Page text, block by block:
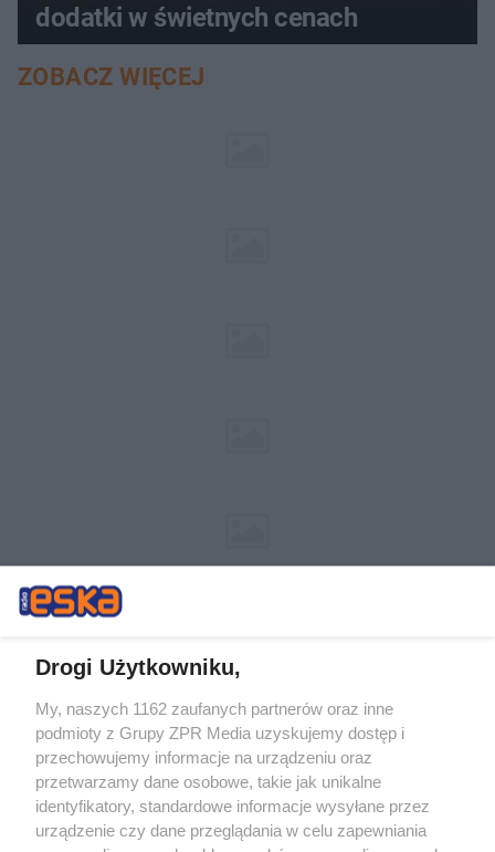
dodatki w świetnych cenach
ZOBACZ WIĘCEJ
Żaden utwór zamieszczony w serwisie nie może być powielany i
rozpowszechniany lub dalej rozpowszechniany w jakikolwiek sposób (w
tym także elektroniczny lub mechaniczny) na jakimkolwiek polu
eksploatacji w jakiejkolwiek formie, włącznie z umieszczaniem w
Internecie bez pisemnej zgody właściciela praw. Jakiekolwiek użycie lub
wykorzystanie utworów w całości lub w części z naruszeniem prawa,
tzn. bez właściwej zgody, jest zabronione pod groźbą kary i może być
ścigane prawnie.
Drogi Użytkowniku,
My, naszych 1162 zaufanych partnerów oraz inne
podmioty z Grupy ZPR Media uzyskujemy dostęp i
przechowujemy informacje na urządzeniu oraz
przetwarzamy dane osobowe, takie jak unikalne
identyfikatory, standardowe informacje wysyłane przez
urządzenie czy dane przeglądania w celu zapewniania